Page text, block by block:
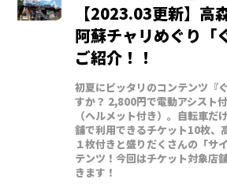
【2023.03更新】高
阿蘇チャリめぐり「
ご紹介！！
初夏にピッタリのコンテンツ『
すか？ 2,800円で電動アシスト
（ヘルメット付き）。自転車だ
舗で利用できるチケット10枚、
１枚付きと盛りだくさんの「サ
テンツ！今回はチケット対象店
きます！